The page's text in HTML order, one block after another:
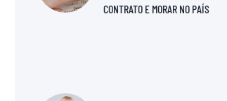
CONTRATO E MORAR NO PAÍS